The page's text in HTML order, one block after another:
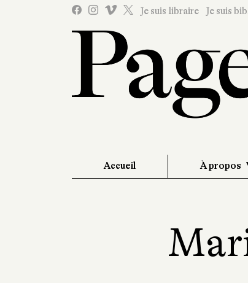
Je suis libraire Je suis
Accueil À propos